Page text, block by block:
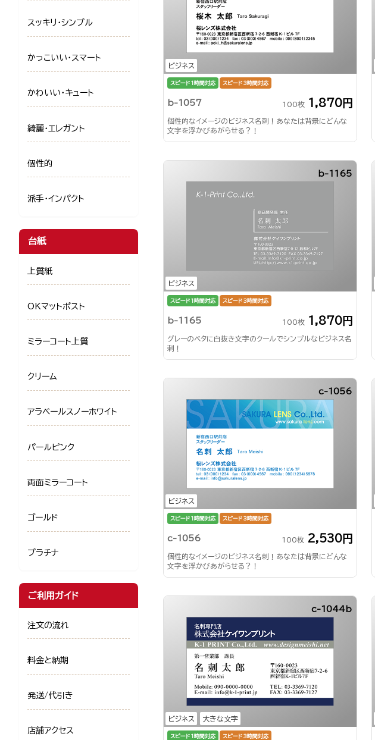
ビジネス
スピード1時間対応 スピード3時間対応
b-1057 100枚 1,870円
個性的なイメージのビジネス名刺！あなたは背景にどんな
文字を浮かびあがらせる？！
ビジネス
b-1165
スピード1時間対応 スピード3時間対応
b-1165 100枚 1,870円
グレーのベタに白抜き文字のクールでシンプルなビジネス名
刺！
ビジネス
c-1056
スピード1時間対応 スピード3時間対応
c-1056 100枚 2,530円
個性的なイメージのビジネス名刺！あなたは背景にどんな
文字を浮かびあがらせる？！
ビジネス 大きな文字
c-1044b
スピード1時間対応 スピード3時間対応
スッキリ・シンプル
かっこいい・スマート
かわいい・キュート
綺麗・エレガント
個性的
派手・インパクト
台紙
上質紙
OKマットポスト
ミラーコート上質
クリーム
アラベールスノーホワイト
パールピンク
両面ミラーコート
ゴールド
プラチナ
ご利用ガイド
注文の流れ
料金と納期
発送/代引き
店舗アクセス